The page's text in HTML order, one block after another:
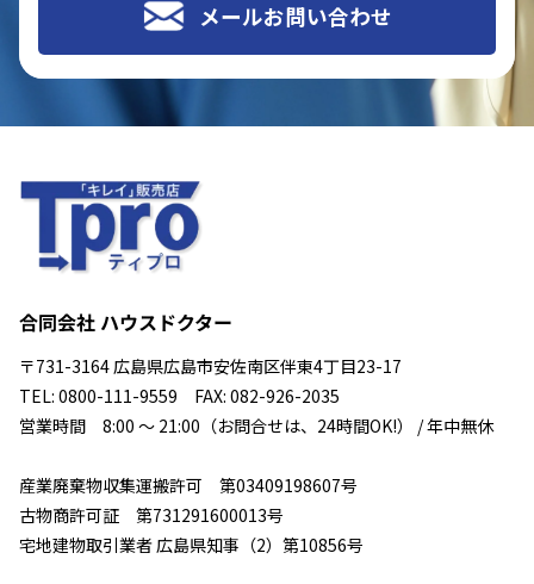
メールお問い合わせ
合同会社 ハウスドクター
〒731-3164 広島県広島市安佐南区伴東4丁目23-17
TEL: 0800-111-9559 FAX: 082-926-2035
営業時間 8:00 ～ 21:00（お問合せは、24時間OK!） / 年中無休
産業廃棄物収集運搬許可 第03409198607号
古物商許可証 第731291600013号
宅地建物取引業者 広島県知事（2）第10856号